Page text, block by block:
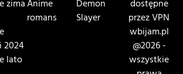
zima
2024
lato
Anime
romans
Demon
Slayer
dostępne
przez VPN
wbijam.pl
@2026 -
wszystkie